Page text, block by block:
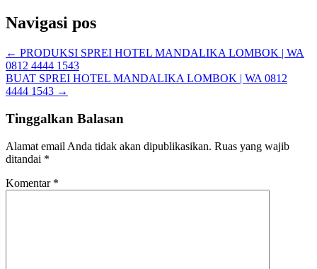
Navigasi pos
← PRODUKSI SPREI HOTEL MANDALIKA LOMBOK | WA
0812 4444 1543
BUAT SPREI HOTEL MANDALIKA LOMBOK | WA 0812
4444 1543 →
Tinggalkan Balasan
Alamat email Anda tidak akan dipublikasikan. Ruas yang wajib
ditandai *
Komentar *